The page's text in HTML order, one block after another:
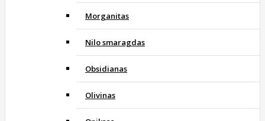
Morganitas
Nilo smaragdas
Obsidianas
Olivinas